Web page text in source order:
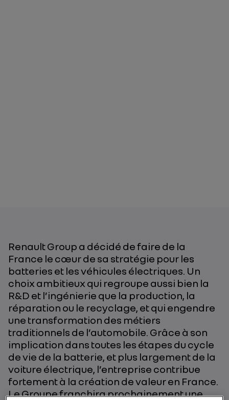
Renault Group a décidé de faire de la
France le cœur de sa stratégie pour les
batteries et les véhicules électriques. Un
choix ambitieux qui regroupe aussi bien la
R&D et l’ingénierie que la production, la
réparation ou le recyclage, et qui engendre
une transformation des métiers
traditionnels de l’automobile. Grâce à son
implication dans toutes les étapes du cycle
de vie de la batterie, et plus largement de la
voiture électrique, l’entreprise contribue
fortement à la création de valeur en France.
Le Groupe franchira prochainement une